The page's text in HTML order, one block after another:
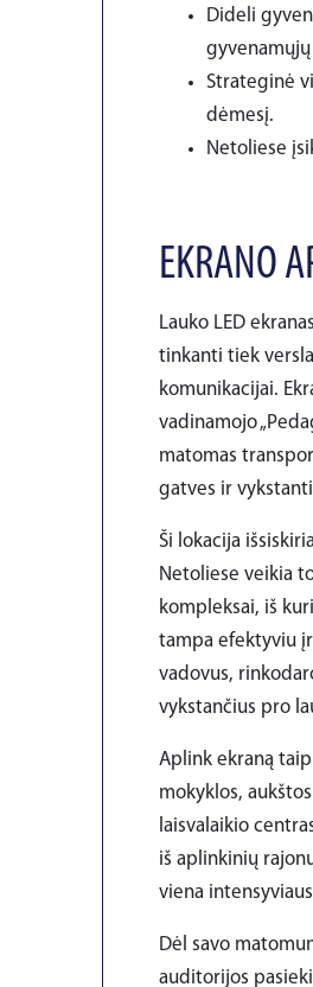
Dideli
Strateginė
dėmesį.
Netoliese
EKRANO
Lauko LED
tinkanti tiek
komunikacijai.
vadinamojo
matomas
gatves ir
Ši lokacija
Netoliese veikia
kompleksai, iš
tampa efektyviu
vadovus,
vykstančius pro
Aplink ekraną
mokyklos,
laisvalaikio
iš aplinkinių
viena
Dėl savo
auditorijos